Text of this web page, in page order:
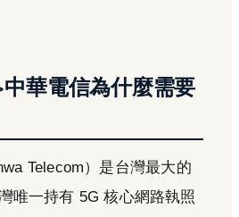
華電信為什麼需要
Telecom）是台灣最大的
唯一持有 5G 核心網路執照